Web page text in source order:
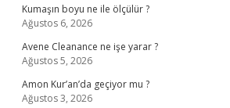
Kumaşın boyu ne ile ölçülür ?
Ağustos 6, 2026
Avene Cleanance ne işe yarar ?
Ağustos 5, 2026
Amon Kur’an’da geçiyor mu ?
Ağustos 3, 2026